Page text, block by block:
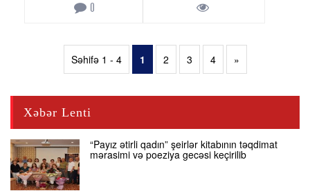
0
Səhifə 1 - 4 1 2 3 4 »
Xəbər Lenti
“Payız ətirli qadın” şeirlər kitabının təqdimat
mərasimi və poeziya gecəsi keçirilib